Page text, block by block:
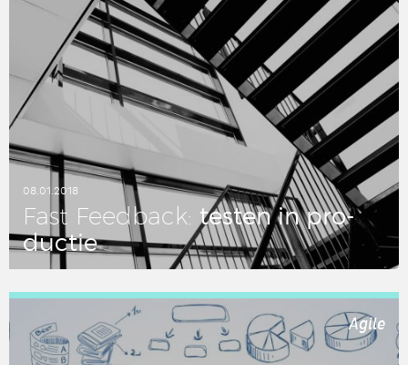
08.01.2018
Fast Feed­back: testen in pro­
duc­tie
LEES DIT ARTIKEL
Agile